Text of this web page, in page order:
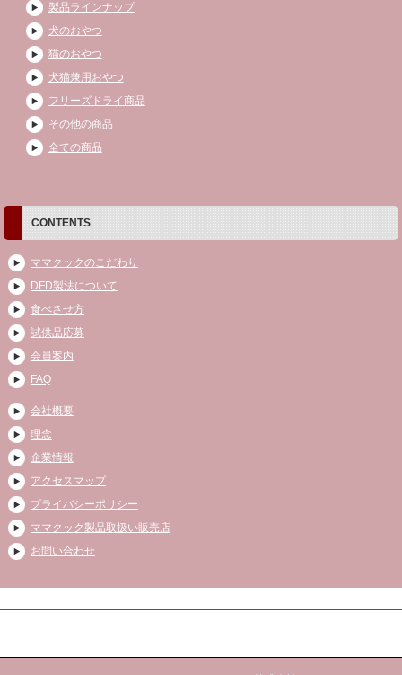
製品ラインナップ
犬のおやつ
猫のおやつ
犬猫兼用おやつ
フリーズドライ商品
その他の商品
全ての商品
CONTENTS
ママクックのこだわり
DFD製法について
食べさせ方
試供品応募
会員案内
FAQ
会社概要
理念
企業情報
アクセスマップ
プライバシーポリシー
ママクック製品取扱い販売店
お問い合わせ